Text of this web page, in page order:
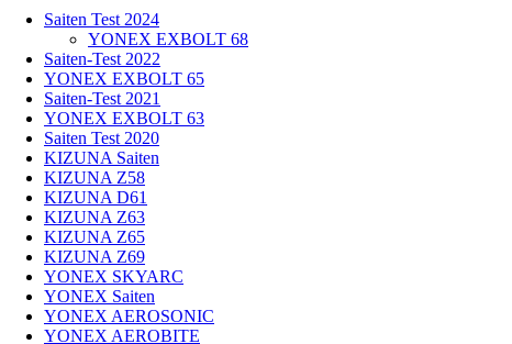
YONEX
BADMINTON-
SCHLÄGER-
SERIE
IM
PRAXIS-
TEST
Saiten Test 2024
YONEX EXBOLT 68
Saiten-Test 2022
YONEX EXBOLT 65
Saiten-Test 2021
YONEX EXBOLT 63
Saiten Test 2020
KIZUNA Saiten
KIZUNA Z58
KIZUNA D61
KIZUNA Z63
KIZUNA Z65
KIZUNA Z69
YONEX SKYARC
YONEX Saiten
YONEX AEROSONIC
YONEX AEROBITE